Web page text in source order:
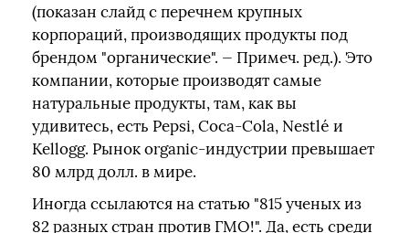
(показан слайд с перечнем крупных
корпораций, производящих продукты под
брендом "органические". — Примеч. ред.). Это
компании, которые производят самые
натуральные продукты, там, как вы
удивитесь, есть Pepsi, Coca-Cola, Nestlé и
Kellogg. Рынок organic-индустрии превышает
80 млрд долл. в мире.
Иногда ссылаются на статью "815 ученых из
82 разных стран против ГМО!". Да, есть среди